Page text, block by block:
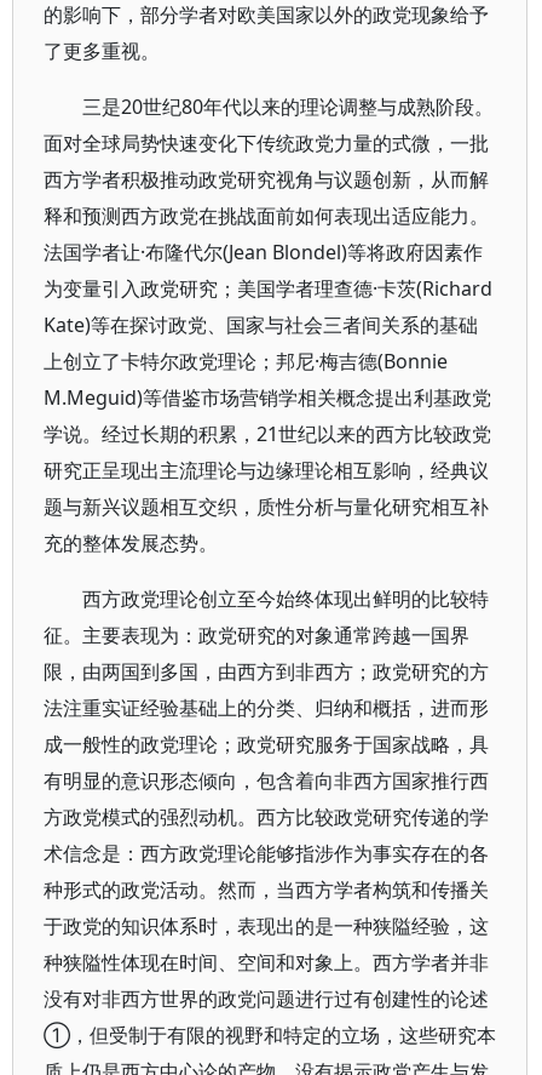
的影响下，部分学者对欧美国家以外的政党现象给予
了更多重视。
三是20世纪80年代以来的理论调整与成熟阶段。
面对全球局势快速变化下传统政党力量的式微，一批
西方学者积极推动政党研究视角与议题创新，从而解
释和预测西方政党在挑战面前如何表现出适应能力。
法国学者让·布隆代尔(Jean Blondel)等将政府因素作
为变量引入政党研究；美国学者理查德·卡茨(Richard
Kate)等在探讨政党、国家与社会三者间关系的基础
上创立了卡特尔政党理论；邦尼·梅吉德(Bonnie
M.Meguid)等借鉴市场营销学相关概念提出利基政党
学说。经过长期的积累，21世纪以来的西方比较政党
研究正呈现出主流理论与边缘理论相互影响，经典议
题与新兴议题相互交织，质性分析与量化研究相互补
充的整体发展态势。
西方政党理论创立至今始终体现出鲜明的比较特
征。主要表现为：政党研究的对象通常跨越一国界
限，由两国到多国，由西方到非西方；政党研究的方
法注重实证经验基础上的分类、归纳和概括，进而形
成一般性的政党理论；政党研究服务于国家战略，具
有明显的意识形态倾向，包含着向非西方国家推行西
方政党模式的强烈动机。西方比较政党研究传递的学
术信念是：西方政党理论能够指涉作为事实存在的各
种形式的政党活动。然而，当西方学者构筑和传播关
于政党的知识体系时，表现出的是一种狭隘经验，这
种狭隘性体现在时间、空间和对象上。西方学者并非
没有对非西方世界的政党问题进行过有创建性的论述
①，但受制于有限的视野和特定的立场，这些研究本